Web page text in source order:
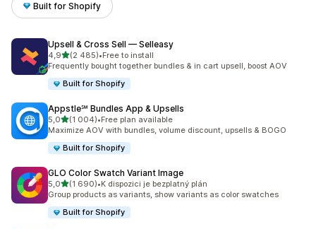
Built for Shopify
Upsell & Cross Sell — Selleasy
4,9z 5 hvězd
(2 485)
Celkový počet recenzí: 2485
•Free to install
Frequently bought together bundles & in cart upsell, boost AOV
Built for Shopify
Appstle℠ Bundles App & Upsells
5,0z 5 hvězd
(1 004)
Celkový počet recenzí: 1004
•Free plan available
Maximize AOV with bundles, volume discount, upsells & BOGO
Built for Shopify
GLO Color Swatch Variant Image
5,0z 5 hvězd
(1 690)
Celkový počet recenzí: 1690
•K dispozici je bezplatný plán
Group products as variants, show variants as color swatches
Built for Shopify